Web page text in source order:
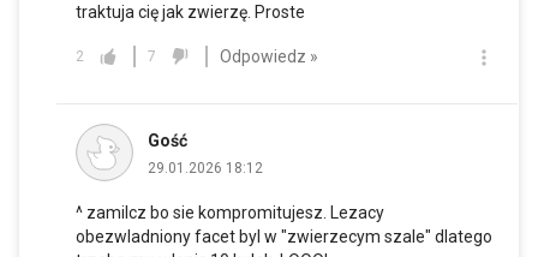
traktuja cię jak zwierzę. Proste
2 7 Odpowiedz »
Gość
29.01.2026 18:12
^ zamilcz bo sie kompromitujesz. Lezacy
obezwladniony facet byl w "zwierzecym szale" dlatego